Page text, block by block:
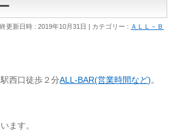
更新日時 : 2019年10月31日 カテゴリー : ＡＬＬ－Ｂ
西口徒歩２分ALL-BAR(営業時間など)。
ます。